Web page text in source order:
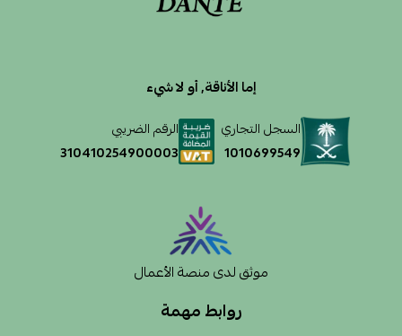
روابط مهمة
إما الأناقة, أو لا شيء
السجل التجاري
1010699549
الرقم الضريبي
310410254900003
موثق لدى منصة الأعمال